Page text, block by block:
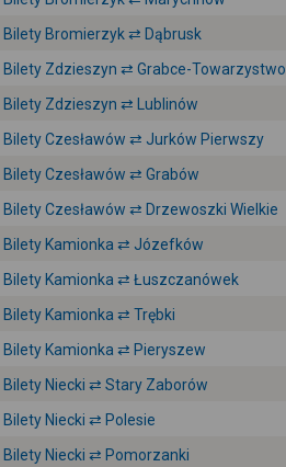
Bilety Bromierzyk ⇄ Dąbrusk
Bilety Zdzieszyn ⇄ Grabce-Towarzystwo
Bilety Zdzieszyn ⇄ Lublinów
Bilety Czesławów ⇄ Jurków Pierwszy
Bilety Czesławów ⇄ Grabów
Bilety Czesławów ⇄ Drzewoszki Wielkie
Bilety Kamionka ⇄ Józefków
Bilety Kamionka ⇄ Łuszczanówek
Bilety Kamionka ⇄ Trębki
Bilety Kamionka ⇄ Pieryszew
Bilety Niecki ⇄ Stary Zaborów
Bilety Niecki ⇄ Polesie
Bilety Niecki ⇄ Pomorzanki